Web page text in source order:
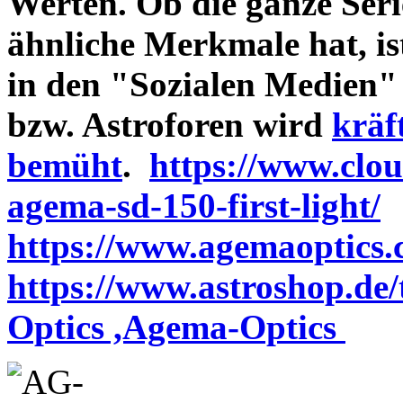
ähnliche Merkmale hat,
in den "Sozialen Medien"
bzw. Astroforen wird
bemüht. https://
agema-sd-150-first-light/
https://
https://
Optics ,Agema-Optics